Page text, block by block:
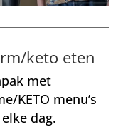
keto eten
met
KETO menu’s
dag.